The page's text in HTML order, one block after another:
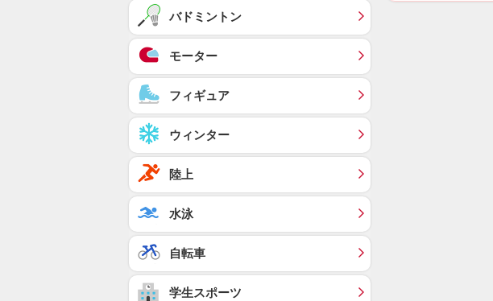
バドミントン
モーター
フィギュア
ウィンター
陸上
水泳
自転車
学生スポーツ